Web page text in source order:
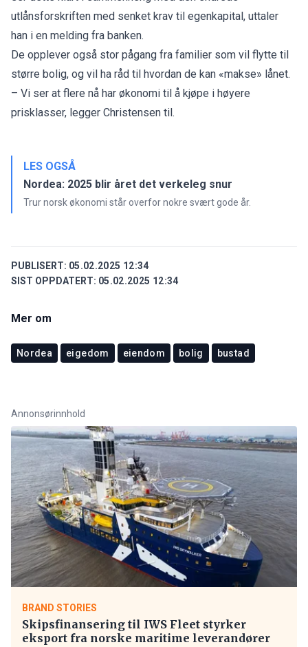
utlånsforskriften med senket krav til egenkapital, uttaler
han i en melding fra banken.
De opplever også stor pågang fra familier som vil flytte til
større bolig, og vil ha råd til hvordan de kan «makse» lånet.
– Vi ser at flere nå har økonomi til å kjøpe i høyere
prisklasser, legger Christensen til.
LES OGSÅ
Nordea: 2025 blir året det verkeleg snur
Trur norsk økonomi står overfor nokre svært gode år.
PUBLISERT: 05.02.2025 12:34
SIST OPPDATERT: 05.02.2025 12:34
Mer om
Nordea eigedom eiendom bolig bustad
Annonsørinnhold
BRAND STORIES
Skipsfinansering til IWS Fleet styrker
eksport fra norske maritime leverandører